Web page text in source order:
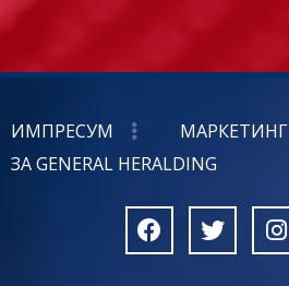
ИМПРЕСУМ МАРКЕТИНГ
ЗА GENERAL HERALDING